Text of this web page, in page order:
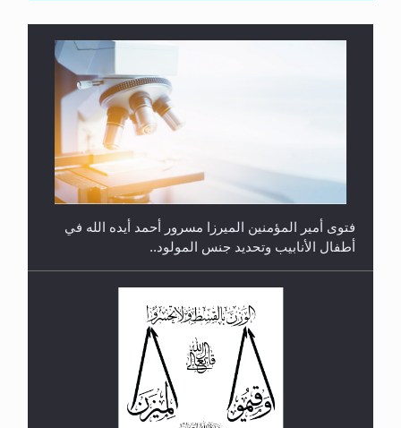
رأيٌ في لغة المسيح الموعود عليه السلام.. 4...
فتوى أمير المؤمنين الميرزا مسرور أحمد أيده الله في
أطفال الأنابيب وتحديد جنس المولود..